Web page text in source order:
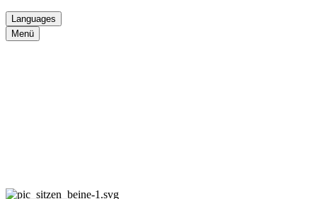
Languages
Menü